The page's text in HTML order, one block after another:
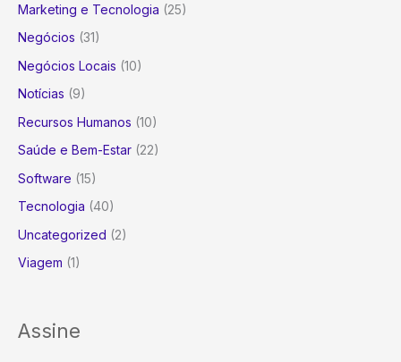
Marketing e Tecnologia (25)
Negócios (31)
Negócios Locais (10)
Notícias (9)
Recursos Humanos (10)
Saúde e Bem-Estar (22)
Software (15)
Tecnologia (40)
Uncategorized (2)
Viagem (1)
Assine